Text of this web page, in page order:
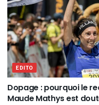
EDITO
Dopage : pourquoi le
Maude Mathys est